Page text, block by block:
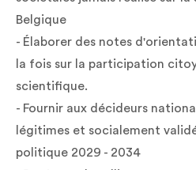
Belgique
- Élaborer des notes
la fois sur la participation
scientifique.
- Fournir aux décideurs
légitimes et socialement
politique 2029 - 2034